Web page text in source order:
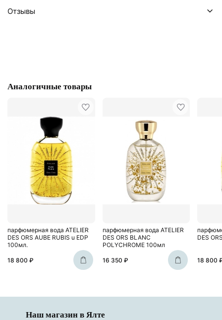
Отзывы
Аналогичные товары
парфюмерная вода ATELIER
DES ORS AUBE RUBIS u EDP
100мл.
18 800 ₽
парфюмерная вода ATELIER
DES ORS BLANC
POLYCHROME 100мл
16 350 ₽
DES
18 800
Наш магазин в Ялте